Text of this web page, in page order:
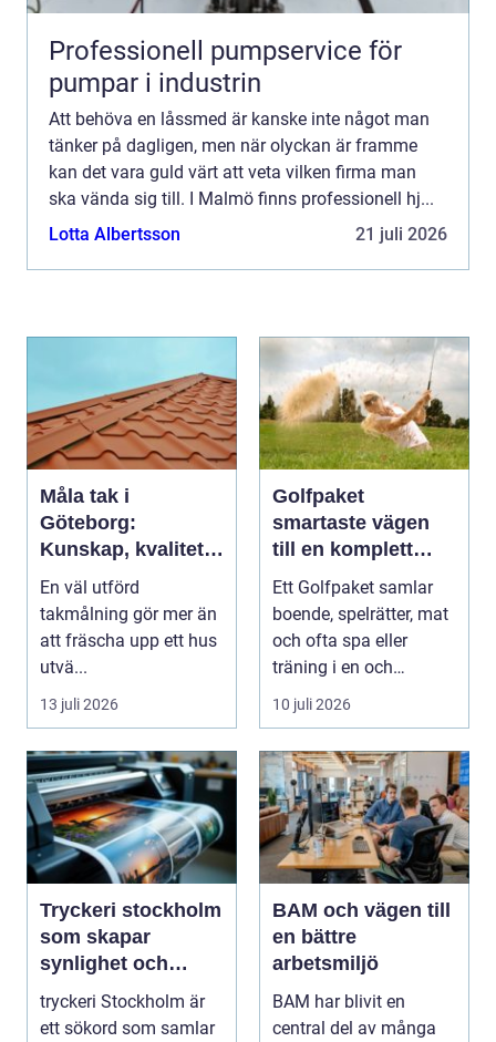
Professionell pumpservice för
pumpar i industrin
Att behöva en låssmed är kanske inte något man
tänker på dagligen, men när olyckan är framme
kan det vara guld värt att veta vilken firma man
ska vända sig till. I Malmö finns professionell hj...
Lotta Albertsson
21 juli 2026
Måla tak i
Göteborg:
Kunskap, kvalitet
och långsiktigt
skydd vid
takmålning i
Göteborg
En väl utförd
takmålning gör mer än
att fräscha upp ett hus
utvä...
13 juli 2026
Golfpaket
smartaste vägen
till en komplett
golfupplevelse
Ett Golfpaket samlar
boende, spelrätter, mat
och ofta spa eller
träning i en och
samma bokning. För ...
10 juli 2026
Tryckeri stockholm
som skapar
synlighet och
förtroende
tryckeri Stockholm är
ett sökord som samlar
BAM och vägen till
en bättre
arbetsmiljö
BAM har blivit en
central del av många